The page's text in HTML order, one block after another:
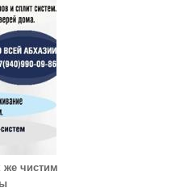
же чистим